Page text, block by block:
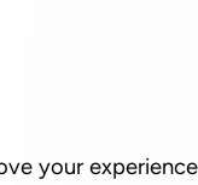
your